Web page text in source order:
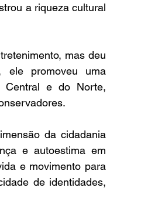
a riqueza cultural
mas deu
ele promoveu uma
Central e do Norte,
da cidadania
e autoestima em
e movimento para
de identidades,